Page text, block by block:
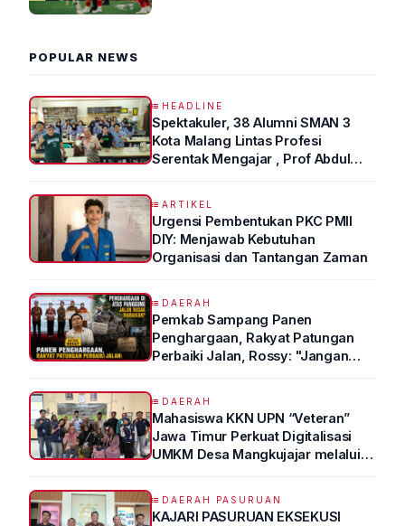
POPULAR NEWS
HEADLINE
Spektakuler, 38 Alumni SMAN 3
Kota Malang Lintas Profesi
Serentak Mengajar , Prof Abdul
ARTIKEL
Urgensi Pembentukan PKC PMII
DIY: Menjawab Kebutuhan
Organisasi dan Tantangan Zaman
DAERAH
Pemkab Sampang Panen
Penghargaan, Rakyat Patungan
Perbaiki Jalan, Rossy: "Jangan
DAERAH
Mahasiswa KKN UPN “Veteran”
Jawa Timur Perkuat Digitalisasi
UMKM Desa Mangkujajar melalui
DAERAH PASURUAN
KAJARI PASURUAN EKSEKUSI